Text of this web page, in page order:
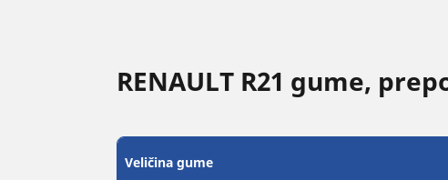
RENAULT R21 gume,
Veličina gume